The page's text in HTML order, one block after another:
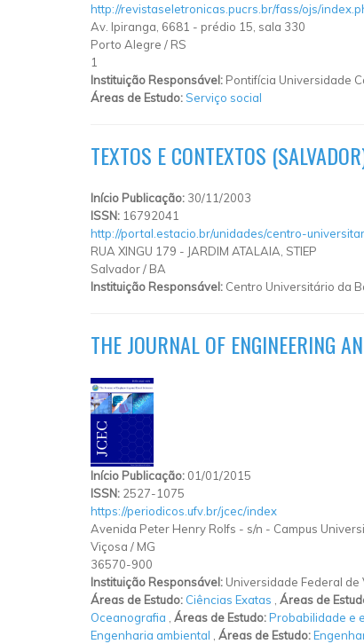
http://revistaseletronicas.pucrs.br/fass/ojs/
Av. Ipiranga, 6681 - prédio 15, sala 330
Porto Alegre / RS
1
Instituição Responsável: Pontifícia Universidade
Áreas de Estudo:Serviço social
TEXTOS E CONTEXTOS
Início Publicação: 30/11/2003
ISSN: 16792041
http://portal.estacio.br/unidades/centro-
RUA XINGU 179 - JARDIM ATALAIA, STIEP
Salvador/ BA
Instituição Responsável: Centro Universitário da
THE JOURNAL OF ENGINEERING
Início Publicação: 01/01/2015
ISSN: 2527-1075
https://periodicos.ufv.br/jcec/index
Avenida Peter Henry Rolfs - s/n - Campus
Viçosa / MG
36570-900
Instituição Responsável: Universidade Federal de
Áreas de Estudo: Ciências Exatas , Áreas de
Oceanografia , Áreas de Estudo:Probabilidade e
Engenharia ambiental , Áreas de Estudo: